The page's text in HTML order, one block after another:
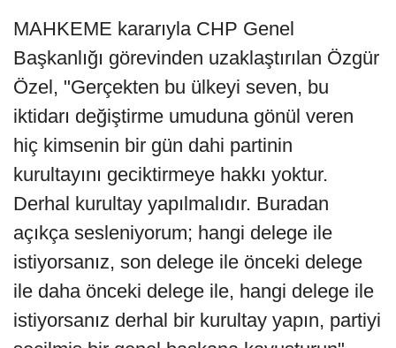
MAHKEME kararıyla CHP Genel
Başkanlığı görevinden uzaklaştırılan Özgür
Özel, "Gerçekten bu ülkeyi seven, bu
iktidarı değiştirme umuduna gönül veren
hiç kimsenin bir gün dahi partinin
kurultayını geciktirmeye hakkı yoktur.
Derhal kurultay yapılmalıdır. Buradan
açıkça sesleniyorum; hangi delege ile
istiyorsanız, son delege ile önceki delege
ile daha önceki delege ile, hangi delege ile
istiyorsanız derhal bir kurultay yapın, partiyi